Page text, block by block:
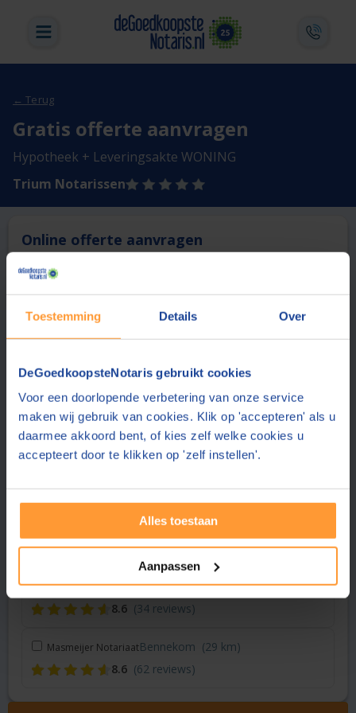
Toestemming Details Over
DeGoedkoopsteNotaris gebruikt cookies
Voor een doorlopende verbetering van onze service
maken wij gebruik van cookies. Klik op 'accepteren' als u
daarmee akkoord bent, of kies zelf welke cookies u
accepteert door te klikken op 'zelf instellen'.
Alles toestaan
Aanpassen
← Terug
Gratis offerte aanvragen
Hypotheek + Leveringsakte WONING
Trium Notarissen
Online offerte aanvragen
Deze notaris biedt momenteel niet de mogelijkheid online
1 Vergelijk en bespaar
Vraag een offerte aan bij een andere notaris in de buurt
Huijbregts NotarissenDen Bosch (23 km)
8.6
(39 reviews)
Hoekstra & Partners Notarissen
8.8 (174 reviews)
Utrecht (25 km)
9.2 (138 reviews)
Smit & Moormann NotariaatWageningen (28 km)
8.6 (34 reviews)
Masmeijer NotariaatBennekom (29 km)
8.6 (62 reviews)